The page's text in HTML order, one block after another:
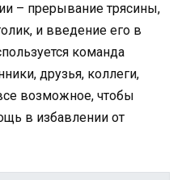
– прерывание трясины,
и введение его в
команда
друзья, коллеги,
возможное, чтобы
в избавлении от